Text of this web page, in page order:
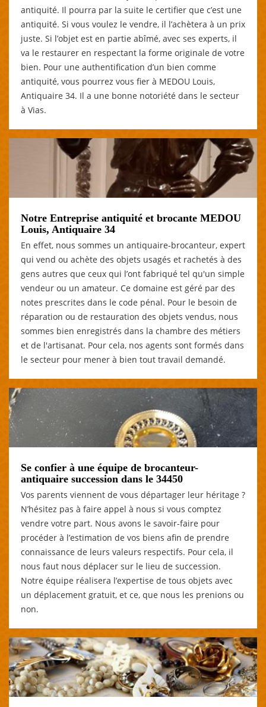
antiquité. Il pourra par la suite le certifier que c’est une
antiquité. Si vous voulez le vendre, il l’achètera à un prix
juste. Si l’objet est en partie abîmé, avec ses experts, il
va le restaurer en respectant la forme originale de votre
bien. Pour une authentification d’un bien comme
antiquité, vous pourrez vous fier à MEDOU Louis,
Antiquaire 34. Il a une bonne notoriété dans le secteur
à Vias.
Notre Entreprise antiquité et brocante MEDOU
Louis, Antiquaire 34
En effet, nous sommes un antiquaire-brocanteur, expert
qui vend ou achète des objets usagés et rachetés à des
gens autres que ceux qui l’ont fabriqué tel qu'un simple
vendeur ou un amateur. Ce domaine est géré par des
notes prescrites dans le code pénal. Pour le besoin de
réparation ou de restauration des objets vendus, nous
sommes bien enregistrés dans la chambre des métiers
et de l'artisanat. Pour cela, nos agents sont formés dans
le secteur pour mener à bien tout travail demandé.
Se confier à une équipe de brocanteur-
antiquaire succession dans le 34450
Vos parents viennent de vous départager leur héritage ?
N’hésitez pas à faire appel à nous si vous comptez
vendre votre part. Nous avons le savoir-faire pour
procéder à l’estimation de vos biens afin de prendre
connaissance de leurs valeurs respectifs. Pour cela, il
nous faut nous déplacer sur le lieu de succession.
Notre équipe réalisera l’expertise de tous objets avec
un déplacement gratuit, et ce, que nous les prenions ou
non.